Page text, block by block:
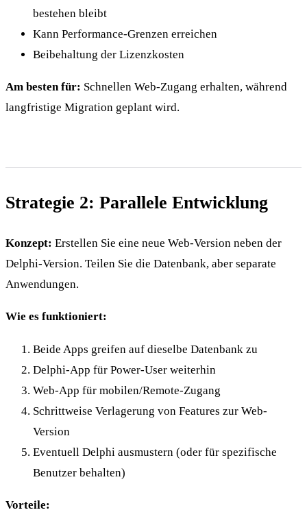
bestehen bleibt
Kann Performance-Grenzen erreichen
Beibehaltung der Lizenzkosten
Am besten für: Schnellen Web-Zugang erhalten, während
langfristige Migration geplant wird.
Strategie 2: Parallele Entwicklung
Konzept: Erstellen Sie eine neue Web-Version neben der
Delphi-Version. Teilen Sie die Datenbank, aber separate
Anwendungen.
Wie es funktioniert:
Beide Apps greifen auf dieselbe Datenbank zu
Delphi-App für Power-User weiterhin
Web-App für mobilen/Remote-Zugang
Schrittweise Verlagerung von Features zur Web-
Version
Eventuell Delphi ausmustern (oder für spezifische
Benutzer behalten)
Vorteile: